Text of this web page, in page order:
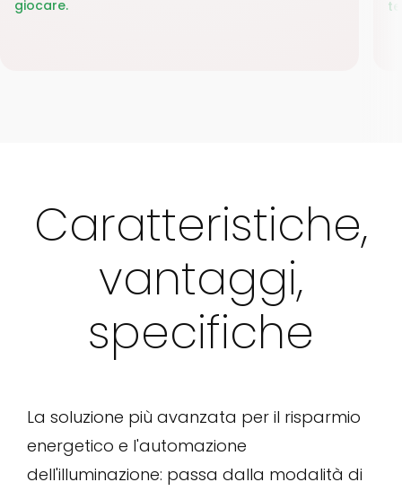
giocare.
Caratteristiche,
vantaggi,
specifiche
La soluzione più avanzata per il risparmio
energetico e l'automazione
dell'illuminazione: passa dalla modalità di